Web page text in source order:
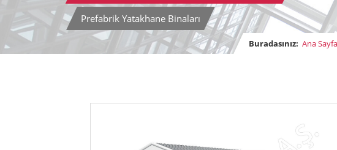
Prefabrik Yatakhane Binaları
Buradasınız: Ana Sayfa